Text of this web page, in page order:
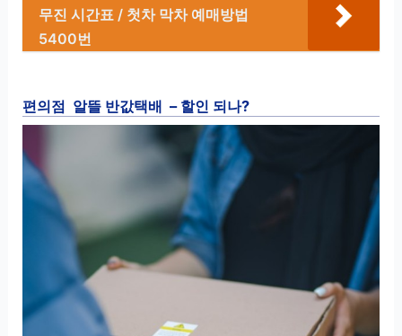
무진 시간표 / 첫차 막차 예매방법
5400번
편의점 알뜰 반값택배 – 할인 되나?